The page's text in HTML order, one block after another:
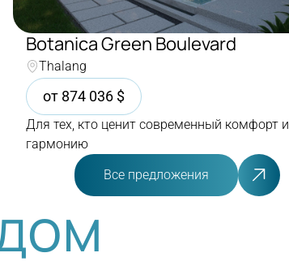
Botanica Green Boulevard
Thalang
от 874 036 $
Для тех, кто ценит современный комфорт и
гармонию
Все предложения